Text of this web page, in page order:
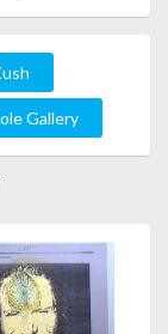
Gallery